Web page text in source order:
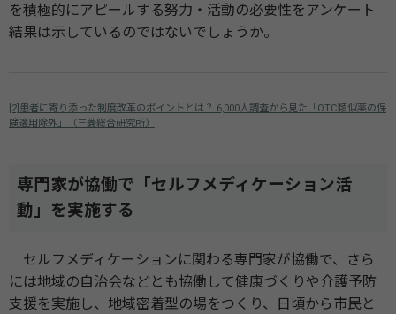
を積極的にアピールする努力・活動の必要性をアンケート
結果は示しているのではないでしょうか。
[2]患者に寄り添った制度改革のポイントとは？ 6,000人調査から見た「OTC類似薬の保
険適用除外」（三菱総合研究所）
専門家が協働で「セルフメディケーション活
動」を実施する
セルフメディケーションに関わる専門家が協働で、さら
には地域の自治会などとも協働して健康づくりや介護予防
支援を実施し、地域密着型の場をつくり、日頃から市民と